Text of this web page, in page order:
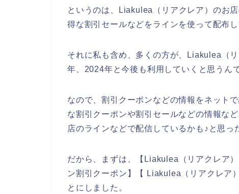
というのは、Liakulea（リアクレア）のお
得な割引セールなどをラインを使って配布し
それに私も含め、多くの方が、Liakulea（
年、2024年と今後も利用していくと思うん
なので、割引クーポンなどの情報をネット
な割引クーポンや割引セールなどの情報な
店のラインなどで配信しているかも♪と思っ
だから、まずは、【Liakulea（リアクレア
ン割引クーポン】【 Liakulea（リアクレア
とにしました。